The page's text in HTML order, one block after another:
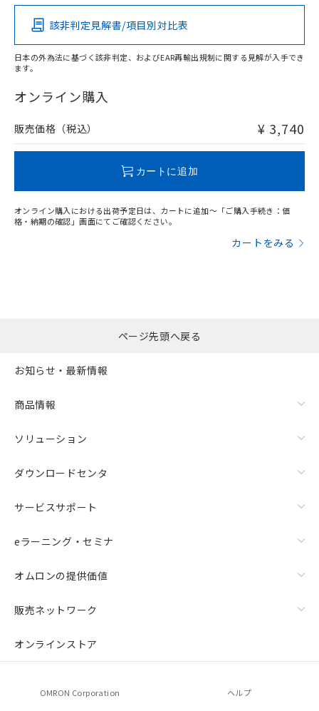
O
在庫等で未対応品が混在する可能性があります。
問い合わせください。
該非判定見解書/項目別対比表
日本の外為法に基づく該非判定、およびEAR再輸出規制に関する見解が入手でき
ます。
オンライン購入
販売価格（税込） ¥ 3,740
カートに追加
オンライン購入における出荷予定日は、カートに追加～「ご購入手続き：価
格・納期の確認」画面にてご確認ください。
カートをみる
ページ先頭へ戻る
お知らせ・最新情報
商品情報
ソリューション
ダウンロードセンタ
サービスサポート
eラーニング・セミナ
オムロンの提供価値
販売ネットワーク
オンラインストア
OMRON Corporation ヘルプ